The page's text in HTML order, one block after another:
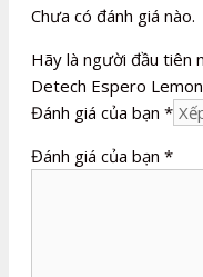
Chưa có đánh giá nào.
Hãy là người đầu tiên
Detech Espero
Đánh giá của bạn *
Đánh giá của bạn *